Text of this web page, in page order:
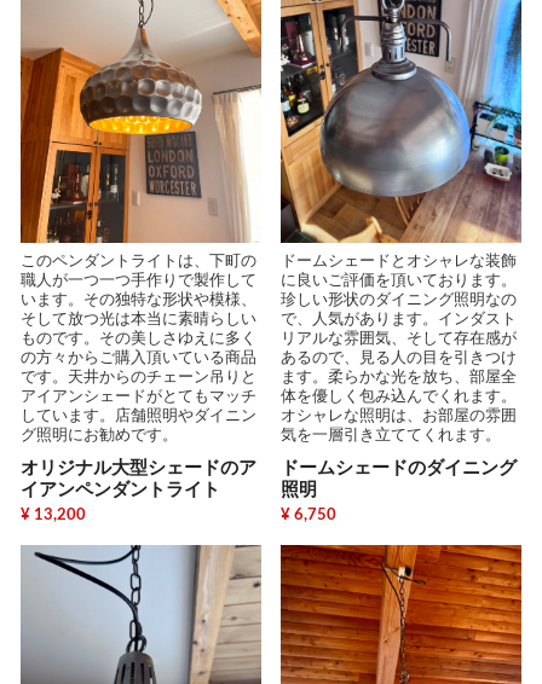
このペンダントライトは、下町の
職人が一つ一つ手作りで製作して
います。その独特な形状や模様、
そして放つ光は本当に素晴らしい
ものです。その美しさゆえに多く
の方々からご購入頂いている商品
です。天井からのチェーン吊りと
アイアンシェードがとてもマッチ
しています。店舗照明やダイニン
グ照明にお勧めです。
オリジナル大型シェードのア
イアンペンダントライト
¥ 13,200
ドームシェードとオシャレな装飾
に良いご評価を頂いております。
珍しい形状のダイニング照明なの
で、人気があります。インダスト
リアルな雰囲気、そして存在感が
あるので、見る人の目を引きつけ
ます。柔らかな光を放ち、部屋全
体を優しく包み込んでくれます。
オシャレな照明は、お部屋の雰囲
気を一層引き立ててくれます。
ドームシェードのダイニング
照明
¥ 6,750